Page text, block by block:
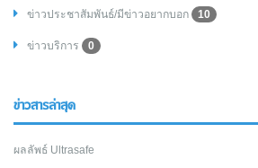
ข่าวประชาสัมพันธ์/มีข่าวอยากบอก 10
ข่าวบริการ 0
ข่าวสารล่าสุด
ผลลัพธ์ Ultrasafe